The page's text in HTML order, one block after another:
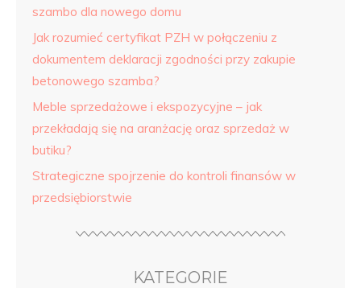
szambo dla nowego domu
Jak rozumieć certyfikat PZH w połączeniu z
dokumentem deklaracji zgodności przy zakupie
betonowego szamba?
Meble sprzedażowe i ekspozycyjne – jak
przekładają się na aranżację oraz sprzedaż w
butiku?
Strategiczne spojrzenie do kontroli finansów w
przedsiębiorstwie
KATEGORIE